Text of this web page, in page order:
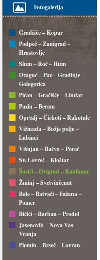
Fotogalerija
Gradišče – Kopar
Podpeč – Zanigrad –
Hrastovlje
Slum – Roč – Hum
Draguć – Paz – Gradinje –
Gologorica
Pićan – Gračišće – Lindar
Pazin – Beram
Oprtalj – Čirkoti – Rakotule
Vižinada – Božje polje –
Labinci
Višnjan – Bačva – Poreč
Sv. Lovreč – Kloštar
Šorići – Dvigrad – Kanfanar
Žminj – Svetvinčenat
Bale – Batvači – Fažana –
Pomer
Bičići – Barban – Prodol
Jasenovik – Nova Vas –
Vranja
Plomin – Brseč – Lovran